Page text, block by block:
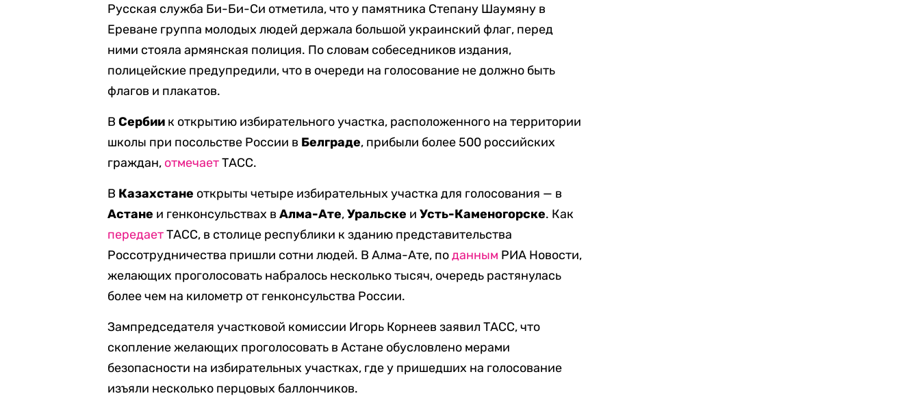
Русская служба Би-Би-Си отметила, что у памятника Степану Шаумяну в
Ереване группа молодых людей держала большой украинский флаг, перед
ними стояла армянская полиция. По словам собеседников издания,
полицейские предупредили, что в очереди на голосование не должно быть
флагов и плакатов.
ВСербии к открытию избирательного участка, расположенного на территории
школы при посольстве России в Белграде, прибыли более 500 российских
граждан, отмечаетТАСС.
В Казахстане открыты четыре избирательных участка для голосования — в
Астане и генконсульствах вАлма-Ате,Уральске иУсть-Каменогорске. Как
передаетТАСС, в столице республики к зданию представительства
Россотрудничества пришли сотни людей. В Алма-Ате, поданным РИА Новости,
желающих проголосовать набралось несколько тысяч, очередь растянулась
более чем на километр от генконсульства России.
Зампредседателя участковой комиссии Игорь Корнеев заявил ТАСС, что
скопление желающих проголосовать в Астане обусловлено мерами
безопасности на избирательных участках, где у пришедших на голосование
изъяли несколько перцовых баллончиков.